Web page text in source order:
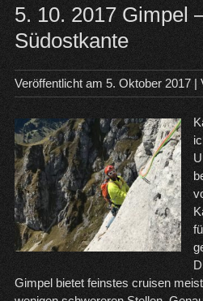
5. 10. 2017 Gimpel
Südostkante
Veröffentlicht am 5. Oktober 2017|
Gimpel bietet feinstes cruisen